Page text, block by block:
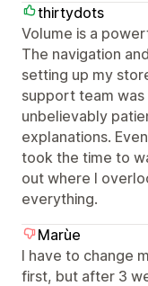
thirtydots
Volume is a
The navigation
setting up my
support team
unbelievably
explanations.
took the time to
out where I
everything.
Marùe
I have to change
first, but after 3